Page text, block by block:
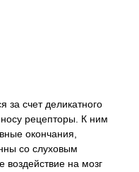
за счет деликатного
рецепторы. К ним
окончания,
со слуховым
на мозг